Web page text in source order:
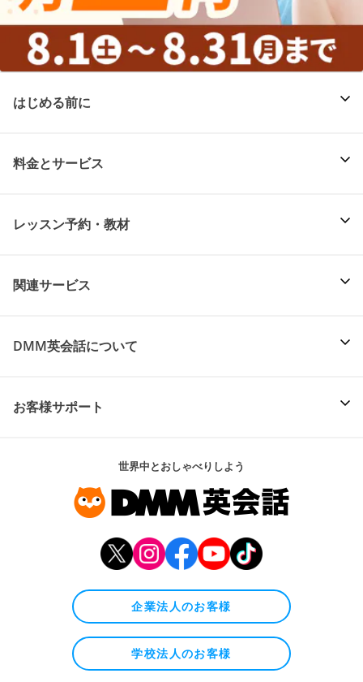
はじめる前に
料金とサービス
レッスン予約・教材
関連サービス
DMM英会話について
お客様サポート
世界中とおしゃべりしよう
企業法人のお客様
学校法人のお客様